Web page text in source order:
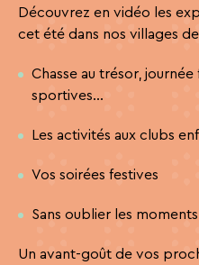
Découvrez en vidéo les
cet été dans nos villages
Chasse au trésor,
sportives…
Les activités aux clubs
Vos soirées festives
Sans oublier les
Un avant-goût de vos